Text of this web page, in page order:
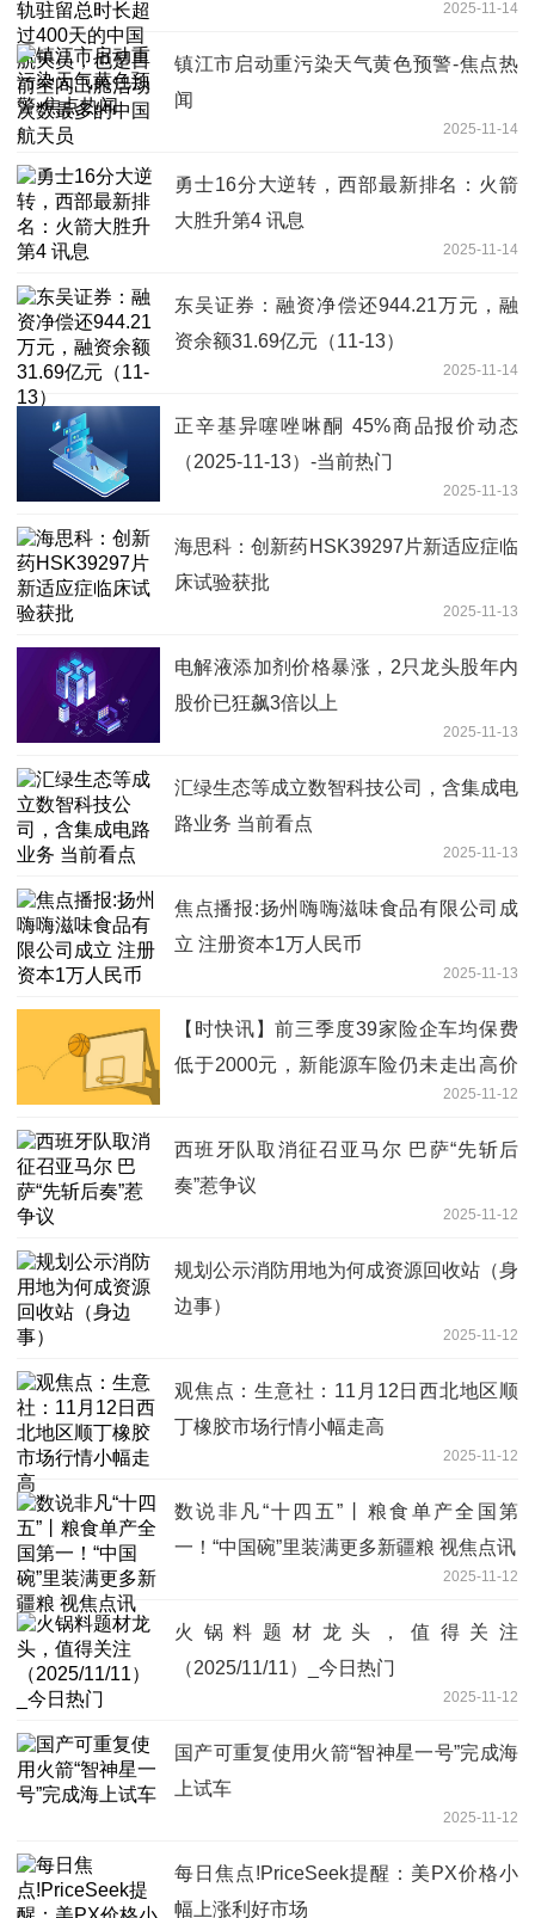
员，也是目前空间出舱活动次数最多的中
国航天员
2025-11-14
镇江市启动重污染天气黄色预警-焦点热
闻
2025-11-14
勇士16分大逆转，西部最新排名：火箭
大胜升第4 讯息
2025-11-14
东吴证券：融资净偿还944.21万元，融
资余额31.69亿元（11-13）
2025-11-14
正辛基异噻唑啉酮 45%商品报价动态
（2025-11-13）-当前热门
2025-11-13
海思科：创新药HSK39297片新适应症临
床试验获批
2025-11-13
电解液添加剂价格暴涨，2只龙头股年内
股价已狂飙3倍以上
2025-11-13
汇绿生态等成立数智科技公司，含集成电
路业务 当前看点
2025-11-13
焦点播报:扬州嗨嗨滋味食品有限公司成
立 注册资本1万人民币
2025-11-13
【时快讯】前三季度39家险企车均保费
低于2000元，新能源车险仍未走出高价
2025-11-12
西班牙队取消征召亚马尔 巴萨“先斩后
奏”惹争议
2025-11-12
规划公示消防用地为何成资源回收站（身
边事）
2025-11-12
观焦点：生意社：11月12日西北地区顺
丁橡胶市场行情小幅走高
2025-11-12
数说非凡“十四五”丨粮食单产全国第
一！“中国碗”里装满更多新疆粮 视焦点讯
2025-11-12
火锅料题材龙头，值得关注
（2025/11/11）_今日热门
2025-11-12
国产可重复使用火箭“智神星一号”完成海
上试车
2025-11-12
每日焦点!PriceSeek提醒：美PX价格小
幅上涨利好市场